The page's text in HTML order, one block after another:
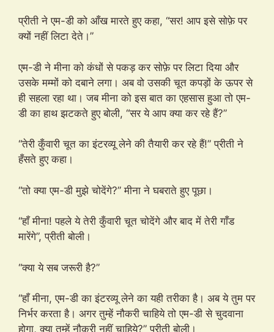
प्रीती ने एम-डी को आँख मारते हुए कहा, “सर! आप इसे सोफ़े पर
क्यों नहीं लिटा देते।”
एम-डी ने मीना को कंधों से पकड़ कर सोफ़े पर लिटा दिया और
उसके मम्मों को दबाने लगा। अब वो उसकी चूत कपड़ों के ऊपर से
ही सहला रहा था। जब मीना को इस बात का एहसास हुआ तो एम-
डी का हाथ झटकते हुए बोली, “सर ये आप क्या कर रहे हैं?”
“तेरी कुँवारी चूत का इंटरव्यू लेने की तैयारी कर रहे हैं!” प्रीती ने
हँसते हुए कहा।
“तो क्या एम-डी मुझे चोदेंगे?” मीना ने घबराते हुए पूछा।
“हाँ मीना! पहले ये तेरी कुँवारी चूत चोदेंगे और बाद में तेरी गाँड
मारेंगे”, प्रीती बोली।
“क्या ये सब जरूरी है?”
“हाँ मीना, एम-डी का इंटरव्यू लेने का यही तरीका है। अब ये तुम पर
निर्भर करता है। अगर तुम्हें नौकरी चाहिये तो एम-डी से चुदवाना
होगा, क्या तुम्हें नौकरी नहीं चाहिये?” प्रीती बोली।